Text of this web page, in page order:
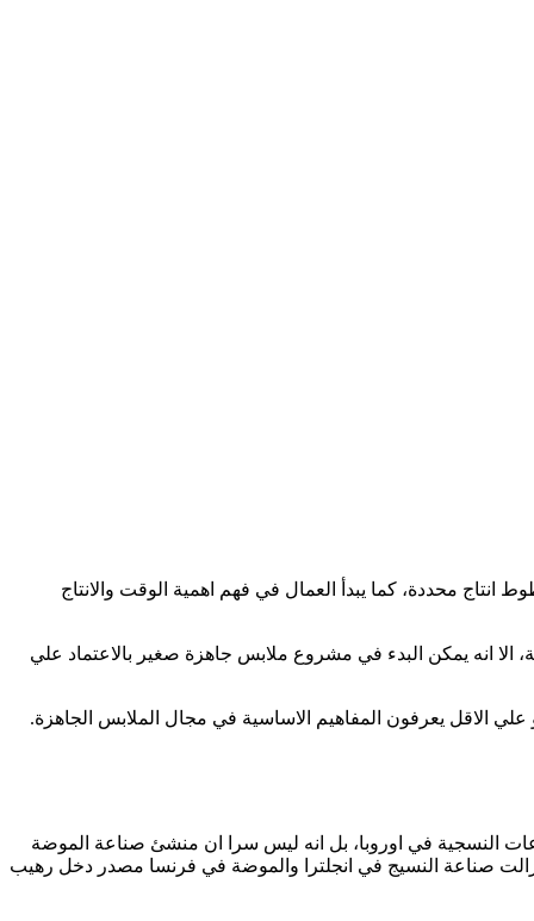
محددة، كما يبدأ العمال في فهم اهمية الوقت والانتاج
الا انه يمكن البدء في مشروع ملابس جاهزة صغير بالاعتماد علي
علي الاقل يعرفون المفاهيم الاساسية في مجال الملابس الجاهزة.
النسجية في اوروبا، بل انه ليس سرا ان منشئ صناعة الموضة
صناعة النسيج في انجلترا والموضة في فرنسا مصدر دخل رهيب